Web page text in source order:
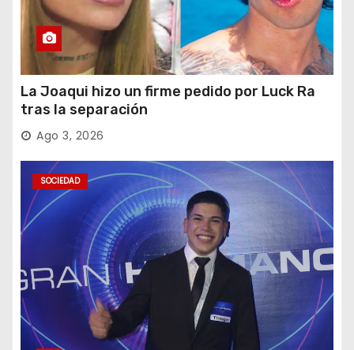
La Joaqui hizo un firme pedido por Luck Ra
tras la separación
Ago 3, 2026
SOCIEDAD